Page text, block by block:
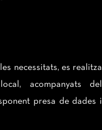
necessitats, es realitza
acompanyats del
presa de dades i